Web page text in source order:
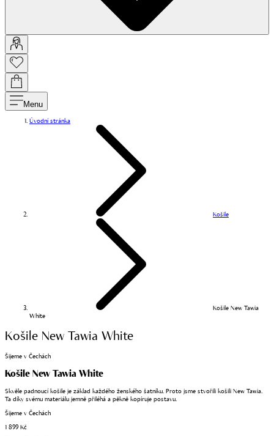
Menu
Úvodní stránka
Košile
Košile New Tawia
White
Košile New Tawia White
Šijeme v Čechách
Košile New Tawia White
Skvěle padnoucí košile je základ každého ženského šatníku. Proto jsme stvořili košili New Tawia.
Ta díky svému materiálu jemně přiléhá a pěkně kopíruje postavu.
Šijeme v Čechách
1 899 Kč